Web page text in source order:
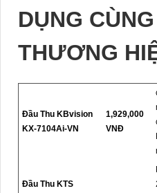
DỤNG
THƯƠNG
Đầu Thu KBvision
KX-7104Ai-VN
1,929,000
VNĐ
Đầu Thu KTS